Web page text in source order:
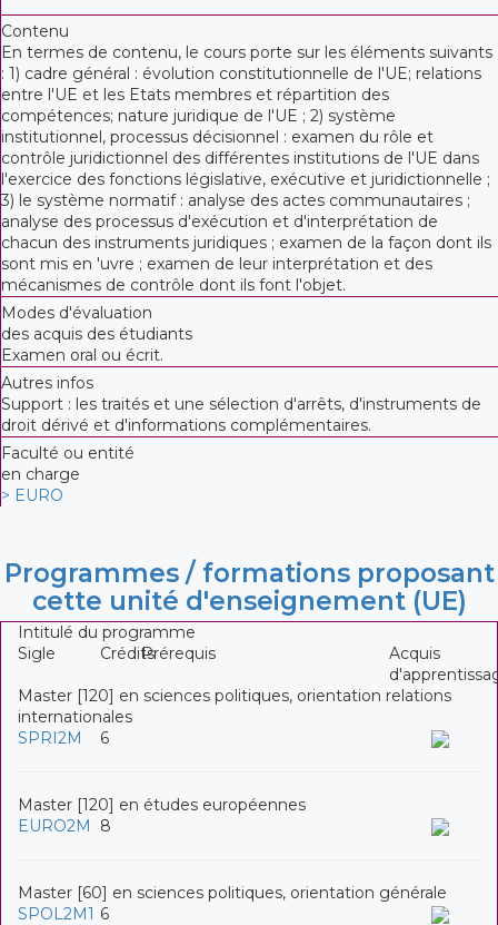
Contenu
En termes de contenu, le cours porte sur les éléments suivants
: 1) cadre général : évolution constitutionnelle de l'UE; relations
entre l'UE et les Etats membres et répartition des
compétences; nature juridique de l'UE ; 2) système
institutionnel, processus décisionnel : examen du rôle et
contrôle juridictionnel des différentes institutions de l'UE dans
l'exercice des fonctions législative, exécutive et juridictionnelle ;
3) le système normatif : analyse des actes communautaires ;
analyse des processus d'exécution et d'interprétation de
chacun des instruments juridiques ; examen de la façon dont ils
sont mis en 'uvre ; examen de leur interprétation et des
mécanismes de contrôle dont ils font l'objet.
Modes d'évaluation
des acquis des étudiants
Examen oral ou écrit.
Autres infos
Support : les traités et une sélection d'arrêts, d'instruments de
droit dérivé et d'informations complémentaires.
Faculté ou entité
en charge
> EURO
Programmes / formations proposant
cette unité d'enseignement (UE)
Intitulé du programme
Sigle
CréditsPrérequis
Acquis
Master [120] en sciences politiques, orientation relations
internationales
SPRI2M
6
Master [120] en études européennes
EURO2M
8
Master [60] en sciences politiques, orientation générale
SPOL2M1 6